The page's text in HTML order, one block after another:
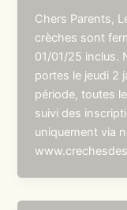
Chers Parents,
crèches sont
01/01/25 inclus.
portes le jeudi 2
période, toutes
suivi des
uniquement via